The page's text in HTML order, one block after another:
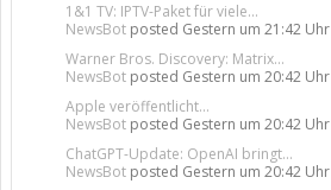
1&1 TV: IPTV-Paket für viele...
NewsBot posted Gestern um 21:42 Uhr
Warner Bros. Discovery: Matrix...
NewsBot posted Gestern um 20:42 Uhr
Apple veröffentlicht...
NewsBot posted Gestern um 20:42 Uhr
ChatGPT-Update: OpenAI bringt...
NewsBot posted Gestern um 20:42 Uhr